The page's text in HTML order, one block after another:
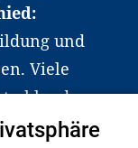
und
Viele
dabei.